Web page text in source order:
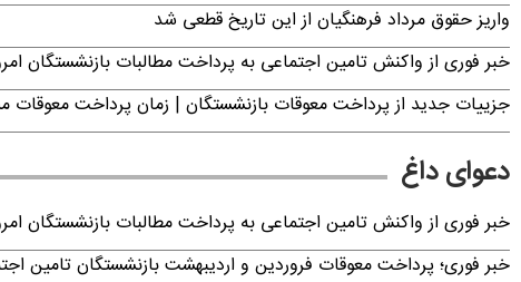
واریز حقوق مرداد فرهنگیان از این تاریخ قطعی شد
خبر فوری از واکنش تامین اجتماعی به پرداخت مطالبات بازنشستگان امروز جمعه ۱۶
جزییات جدید از پرداخت معوقات بازنشستگان | زمان پرداخت
دعوای داغ
خبر فوری از واکنش تامین اجتماعی به پرداخت مطالبات بازنشستگان امروز جمعه ۱۶
خبر فوری؛ پرداخت معوقات فروردین و اردیبهشت بازنشستگان